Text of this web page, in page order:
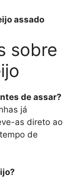
assado
sobre
de assar?
já
as direto ao
de